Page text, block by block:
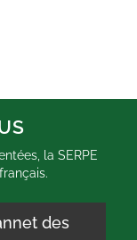
la SERPE
des